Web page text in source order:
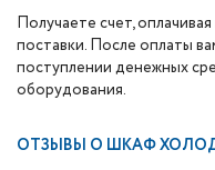
Получаете счет,
поставки. После оплаты
поступлении денежных
оборудования.
ОТЗЫВЫ О ШКАФ